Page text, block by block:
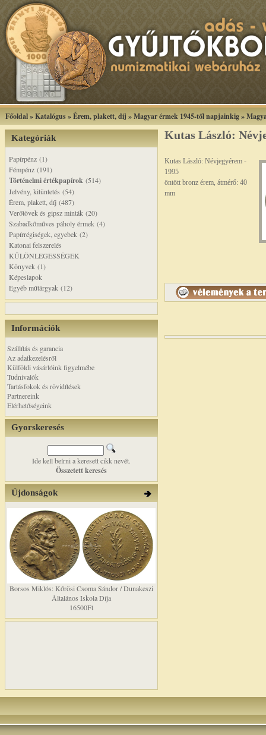
Főoldal»Katalógus»Érem, plakett, díj »Magyar érmek 1945-től napjainkig»
Kategóriák
Papírpénz (1)
Fémpénz (191)
Történelmi értékpapírok (514)
Jelvény, kitüntetés (54)
Érem, plakett, díj (487)
Verőtövek és gipsz minták (20)
Szabadkőműves páholy érmek (4)
Papírrégiségek, egyebek (2)
Katonai felszerelés
KÜLÖNLEGESSÉGEK
Könyvek (1)
Képeslapok
Egyéb műtárgyak (12)
Információk
Szállítás és garancia
Az adatkezelésről
Külföldi vásárlóink figyelmébe
Tudnivalók
Tartásfokok és rövidítések
Partnereink
Elérhetőségeink
Gyorskeresés
Ide kell beírni a keresett cikk nevét.
Összetett keresés
Újdonságok
Borsos Miklós: Kőrösi Csoma Sándor / Dunakeszi
Általános Iskola Díja
16500Ft
Kutas László:
Kutas László: Névjegyérem -
1995
öntött bronz érem, átmérő: 40
mm